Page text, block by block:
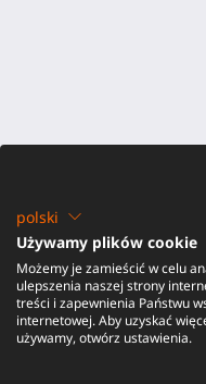
©2016-2026 -
obowiązki|
polski
Używamy plików cookie
Możemy je zamieścić w celu
ulepszenia naszej strony
treści i zapewnienia Państwu
internetowej. Aby uzyskać
używamy, otwórz ustawienia.